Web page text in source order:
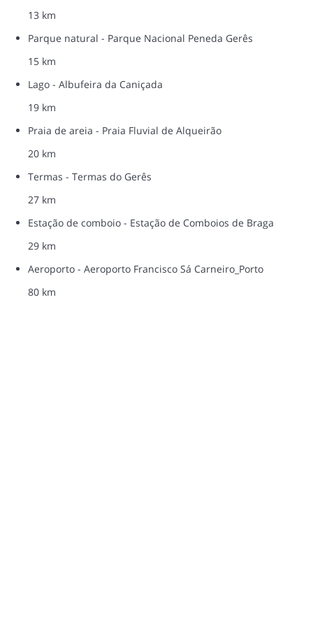
13 km
Parque natural - Parque Nacional Peneda Gerês
15 km
Lago - Albufeira da Caniçada
19 km
Praia de areia - Praia Fluvial de Alqueirão
20 km
Termas - Termas do Gerês
27 km
Estação de comboio - Estação de Comboios de Braga
29 km
Aeroporto - Aeroporto Francisco Sá Carneiro_Porto
80 km